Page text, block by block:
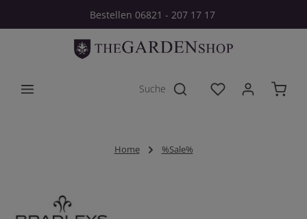
Zum Hauptinhalt springenBestellen 06821 - 207 17 17
Du hast 0
Home %Sale%